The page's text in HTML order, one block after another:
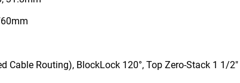
Cable Routing), BlockLock 120°, Top Zero-Stack 1